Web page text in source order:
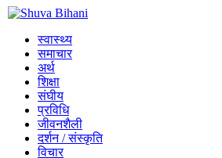
स्वास्थ्य
समाचार
अर्थ
शिक्षा
संघीय
प्रविधि
जीवनशैली
दर्शन / संस्कृति
विचार